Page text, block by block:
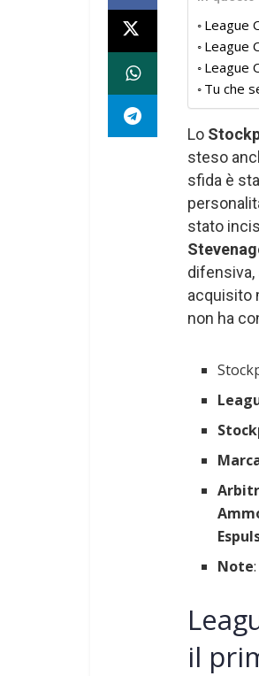
League
League
League
Tu che
Lo
steso
sfida è
stato
difensiva,
acquisito
non ha
Note:
il